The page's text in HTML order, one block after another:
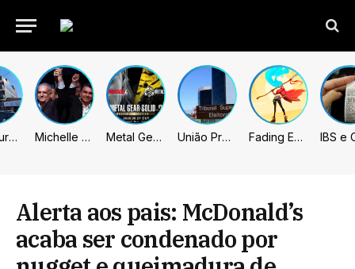
Prefeitura de Sumaré inaugura nova subsede da GCM na Área Cura Michelle celebra vice de Flávio: “Que chapa possa ser vitoriosa” Metal Gear Solid: Master Collection 2 terá legendas e menus em portugues União Progressista e PL terão mais tempo de propaganda eleitoral Fading Echo – Review
Alerta aos pais: McDonald’s
acaba ser condenado por